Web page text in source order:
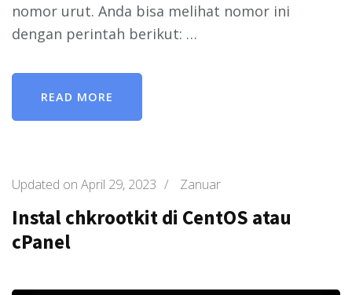
nomor urut. Anda bisa melihat nomor ini
dengan perintah berikut: …
READ MORE
Updated on April 29, 2023 / Zanuar
Instal chkrootkit di CentOS atau
cPanel